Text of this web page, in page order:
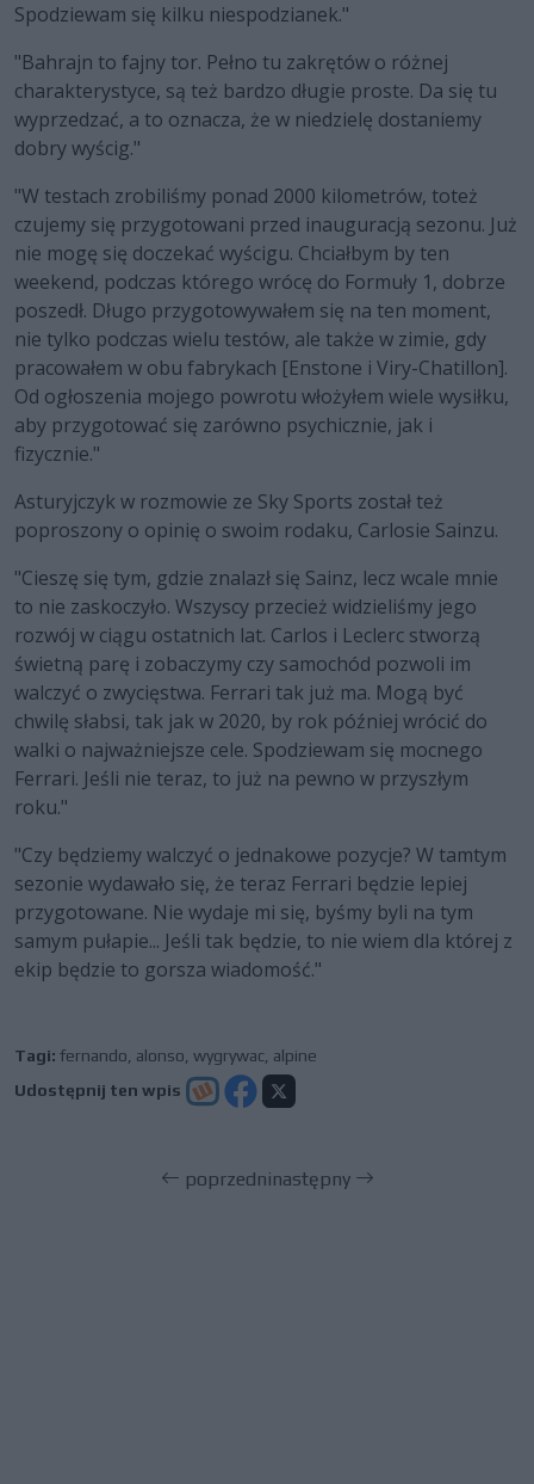
Spodziewam się kilku niespodzianek."
"Bahrajn to fajny tor. Pełno tu zakrętów o różnej
charakterystyce, są też bardzo długie proste. Da się tu
wyprzedzać, a to oznacza, że w niedzielę dostaniemy
dobry wyścig."
"W testach zrobiliśmy ponad 2000 kilometrów, toteż
czujemy się przygotowani przed inauguracją sezonu. Już
nie mogę się doczekać wyścigu. Chciałbym by ten
weekend, podczas którego wrócę do Formuły 1, dobrze
poszedł. Długo przygotowywałem się na ten moment,
nie tylko podczas wielu testów, ale także w zimie, gdy
pracowałem w obu fabrykach [Enstone i Viry-Chatillon].
Od ogłoszenia mojego powrotu włożyłem wiele wysiłku,
aby przygotować się zarówno psychicznie, jak i
fizycznie."
Asturyjczyk w rozmowie ze Sky Sports został też
poproszony o opinię o swoim rodaku, Carlosie Sainzu.
"Cieszę się tym, gdzie znalazł się Sainz, lecz wcale mnie
to nie zaskoczyło. Wszyscy przecież widzieliśmy jego
rozwój w ciągu ostatnich lat. Carlos i Leclerc stworzą
świetną parę i zobaczymy czy samochód pozwoli im
walczyć o zwycięstwa. Ferrari tak już ma. Mogą być
chwilę słabsi, tak jak w 2020, by rok później wrócić do
walki o najważniejsze cele. Spodziewam się mocnego
Ferrari. Jeśli nie teraz, to już na pewno w przyszłym
roku."
"Czy będziemy walczyć o jednakowe pozycje? W tamtym
sezonie wydawało się, że teraz Ferrari będzie lepiej
przygotowane. Nie wydaje mi się, byśmy byli na tym
samym pułapie... Jeśli tak będzie, to nie wiem dla której z
ekip będzie to gorsza wiadomość."
Tagi: fernando alonso wygrywac alpine
Udostępnij ten wpis
poprzedninastępny